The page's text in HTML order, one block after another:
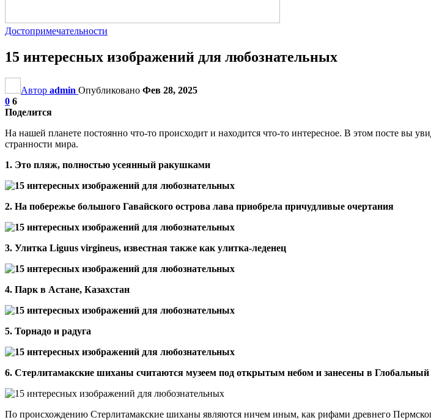
Достопримечательности
15 интересных изображений для любознательных
Автор admin Опубликовано Фев 28, 2025
0 6
Поделится
На нашей планете постоянно что-то происходит и находится что-то интересное. В этом посте вы
странности мира.
1. Это пляж, полностью усеянный ракушками
2. На побережье большого Гавайского острова лава приобрела причудливые очертания
3. Улитка Liguus virgineus, известная также как улитка-леденец
4. Парк в Астане, Казахстан
5. Торнадо и радуга
6. Стерлитамакские шиханы считаются музеем под открытым небом и занесены в Глобальный
По происхождению Стерлитамакские шиханы являются ничем иным, как рифами древнего